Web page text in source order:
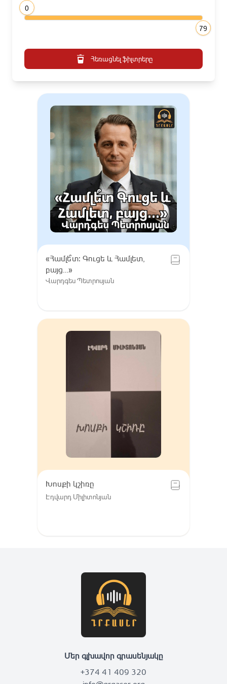
0
79
Հեռացնել ֆիլտրերը
«Համլե՞տ: Գուցե և Համլետ,
բայց…»
Վարդգես Պետրոսյան
Խոսքի կշիռը
Էդվարդ Միլիտոնյան
Մեր գլխավոր գրասենյակը
+374 41 409 320